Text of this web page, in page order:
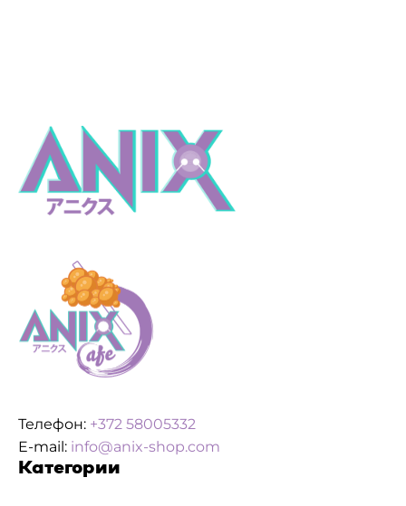
Телефон: +372 58005332
E-mail: info@anix-shop.com
Категории